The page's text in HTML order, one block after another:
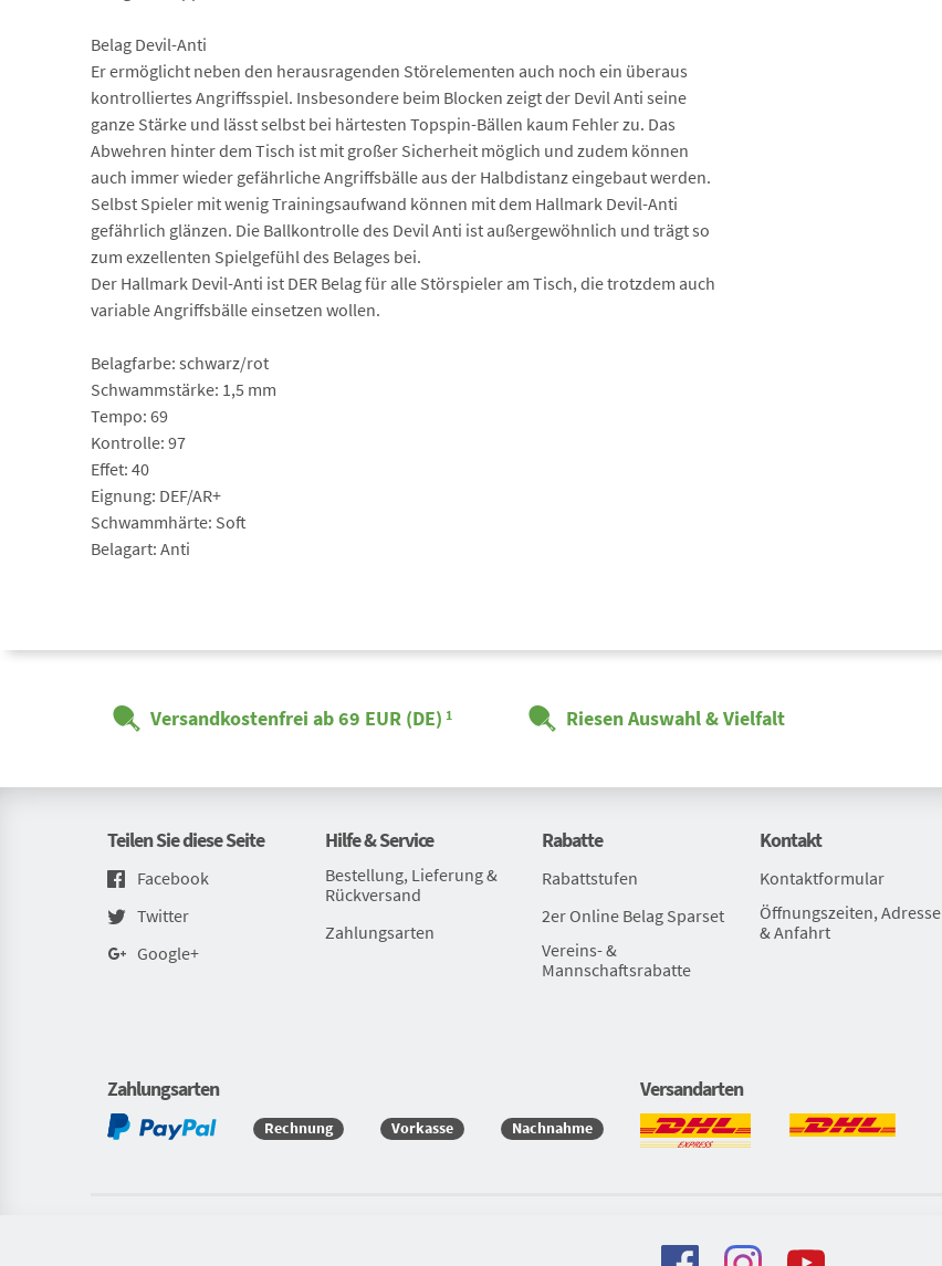
Belag Devil-Anti
Er ermöglicht neben den herausragenden Störelementen auch noch ein überaus
kontrolliertes Angriffsspiel. Insbesondere beim Blocken zeigt der Devil Anti seine
ganze Stärke und lässt selbst bei härtesten Topspin-Bällen kaum Fehler zu. Das
Abwehren hinter dem Tisch ist mit großer Sicherheit möglich und zudem können
auch immer wieder gefährliche Angriffsbälle aus der Halbdistanz eingebaut werden.
Selbst Spieler mit wenig Trainingsaufwand können mit dem Hallmark Devil-Anti
gefährlich glänzen. Die Ballkontrolle des Devil Anti ist außergewöhnlich und trägt so
zum exzellenten Spielgefühl des Belages bei.
Der Hallmark Devil-Anti ist DER Belag für alle Störspieler am Tisch, die trotzdem auch
variable Angriffsbälle einsetzen wollen.
Belagfarbe: schwarz/rot
Schwammstärke: 1,5 mm
Tempo: 69
Kontrolle: 97
Effet: 40
Eignung: DEF/AR+
Schwammhärte: Soft
Belagart: Anti
Versandkostenfrei ab 69 EUR (DE) 1 Riesen Auswahl & Vielfalt
Teilen Sie diese Seite
Facebook
Twitter
Google+
Hilfe & Service
Bestellung, Lieferung &
Rückversand
Zahlungsarten
Rabatte
Rabattstufen
2er Online Belag Sparset
Vereins- &
Mannschaftsrabatte
Kontakt
Kontaktformular
Öffnungszeiten, Adresse
& Anfahrt
Zahlungsarten
Rechnung Vorkasse Nachnahme
Versandarten